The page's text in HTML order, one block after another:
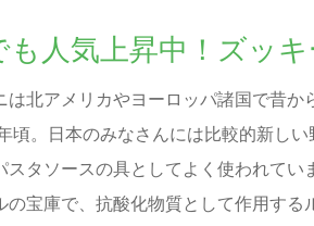
も人気上昇中！ズッ
は北アメリカやヨーロッパ諸国で昔
頃。日本のみなさんには比較的新し
スタソースの具としてよく使われて
の宝庫で、抗酸化物質として作用す